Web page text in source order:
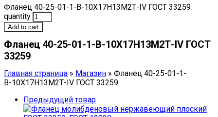
Фланец 40-25-01-1-В-10Х17Н13М2Т-IV ГОСТ 33259
quantity
Add to cart
Фланец 40-25-01-1-В-10Х17Н13М2Т-IV ГОСТ
33259
Главная страница » Магазин » Фланец 40-25-01-1-
В-10Х17Н13М2Т-IV ГОСТ 33259
Предыдущий товар